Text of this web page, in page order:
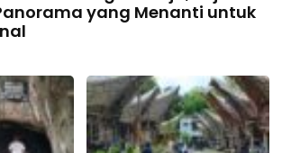
yang Menanti untuk